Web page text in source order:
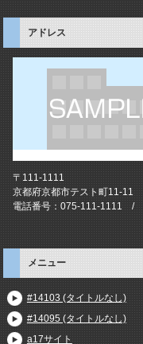
アドレス
〒111-1111
京都府京都市テスト町11-11
電話番号：075-111-1111 /
メニュー
#14103 (タイトルなし)
#14095 (タイトルなし)
a17サイト